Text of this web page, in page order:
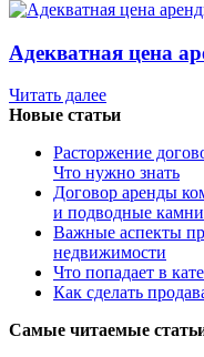
Адекватная цена
Читать далее
Новые статьи
Расторжение
Что нужно знать
Договор аренды
и подводные камни
Важные аспекты
недвижимости
Что попадает в
Как сделать
Самые читаемые